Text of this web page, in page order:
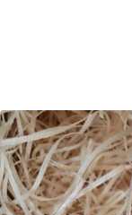
Стружка
Код товара:DS001